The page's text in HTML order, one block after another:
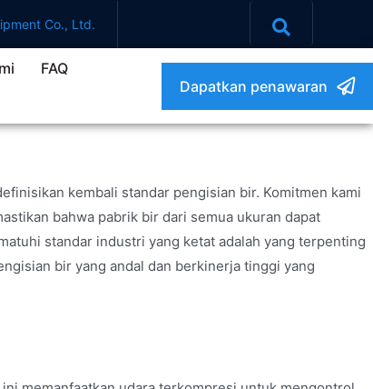
Co., Ltd.
FAQ
Dapatkan penawaran
kembali standar pengisian bir. Komitmen kami
bahwa pabrik bir dari semua ukuran dapat
standar industri yang ketat adalah yang terpenting
bir yang andal dan berkinerja tinggi yang